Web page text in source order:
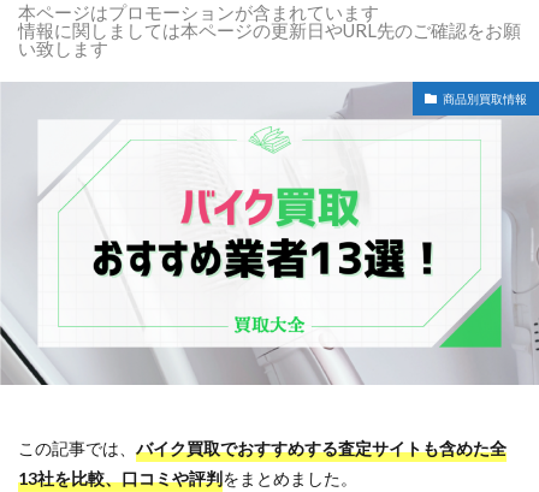
本ページはプロモーションが含まれています
情報に関しましては本ページの更新日やURL先のご確認をお願
い致します
商品別買取情報
この記事では、 バイク買取でおすすめする査定サイトも含めた全
13社を比較、口コミや評判をまとめました。